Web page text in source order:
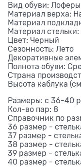
Вид обуви: Лоферы
Материал верха:
Материал
Материал
Цвет: Черный
Сезонность: Лето
Декоративные
Полнота обуви:
Страна
Высота каблука
Размеры: с 36-40
Кол-во пар: 8
Справочник по
36 размер -
37 размер -
38 размер -
39 размер -
40 размер -